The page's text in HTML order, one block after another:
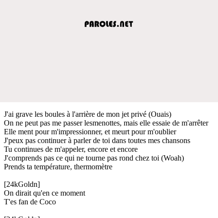
J'ai grave les boules à l'arrière de mon jet privé (Ouais)
On ne peut pas me passer lesmenottes, mais elle essaie de m'arrêter
Elle ment pour m'impressionner, et meurt pour m'oublier
J'peux pas continuer à parler de toi dans toutes mes chansons
Tu continues de m'appeler, encore et encore
J'comprends pas ce qui ne tourne pas rond chez toi (Woah)
Prends ta température, thermomètre
[24kGoldn]
On dirait qu'en ce moment
T'es fan de Coco